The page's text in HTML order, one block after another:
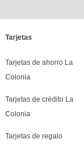
Tarjetas
Tarjetas de ahorro La
Colonia
Tarjetas de crédito La
Colonia
Tarjetas de regalo